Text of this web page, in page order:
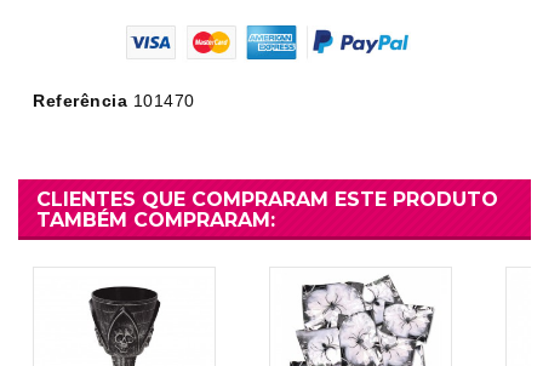
Referência 101470
CLIENTES QUE COMPRARAM ESTE PRODUTO
TAMBÉM COMPRARAM: